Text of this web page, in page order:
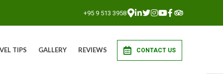
+95 9 513 3958
CONTACT US
TIPS GALLERY REVIEWS